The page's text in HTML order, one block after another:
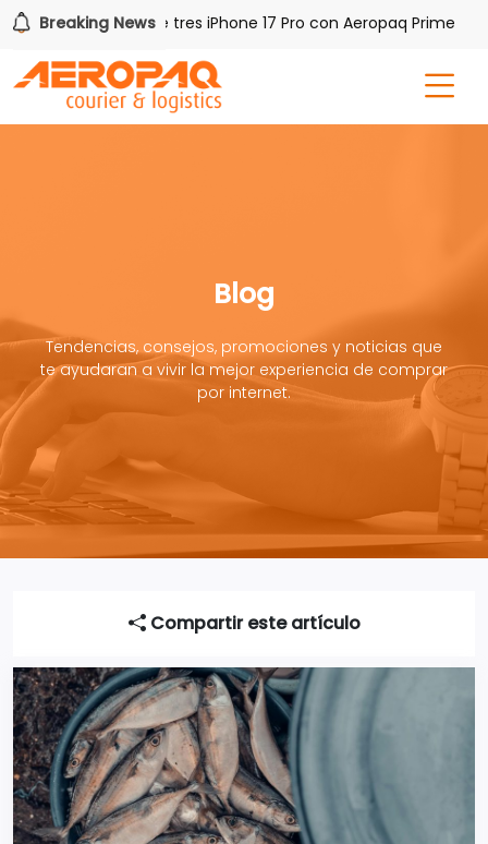
Breaking News
Gana uno de tres iPhone 17 Pro con Aeropaq Prime
Blog
Tendencias, consejos, promociones y noticias que
te ayudaran a vivir la mejor experiencia de comprar
por internet.
Compartir este artículo